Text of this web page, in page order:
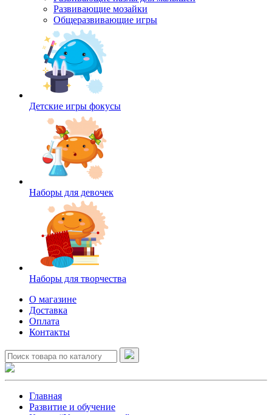
Развивающие мозайки
Общеразвивающие игры
Детские игры фокусы
Наборы для девочек
Наборы для творчества
О магазине
Доставка
Оплата
Контакты
Главная
Развитие и обучение